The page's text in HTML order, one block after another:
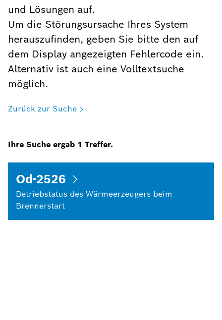
und Lösungen auf.
Um die Störungsursache Ihres System
herauszufinden, geben Sie bitte den auf
dem Display angezeigten Fehlercode ein.
Alternativ ist auch eine Volltextsuche
möglich.
Zurück zur Suche
Ihre Suche ergab 1 Treffer.
Od-2526
Betriebstatus des Wärmeerzeugers beim
Brennerstart